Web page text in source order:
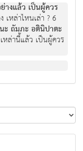
างแล้ว เป็นผู้ควร
เหล่าไหนเล่า ? 6
ะ ถัมภะ อตินิปาตะ
ล่านี้แล้ว เป็นผู้ควร